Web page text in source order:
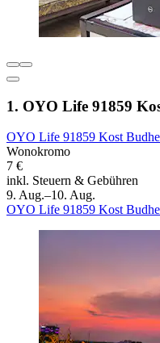
1. OYO Life 91859
OYO Life 91859 Kost
Wonokromo
7 €
inkl. Steuern & Gebühren
9. Aug.–10. Aug.
OYO Life 91859 Kost